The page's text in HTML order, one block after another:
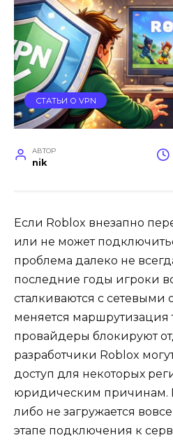
СТАТЬИ О VPN
АВТОР
nik
Если Roblox внезапно
или не может
проблема далеко не
последние годы игроки
сталкиваются с сетевыми
меняется маршрутизация
провайдеры блокируют
разработчики Roblox
доступ для некоторых
юридическим причинам. В
либо не загружается
этапе подключения к